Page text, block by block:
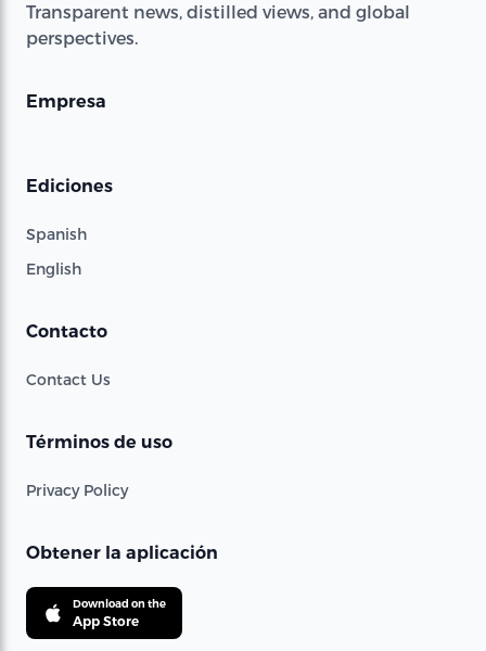
Transparent news, distilled views, and global
perspectives.
Empresa
Ediciones
Spanish
English
Contacto
Contact Us
Términos de uso
Privacy Policy
Obtener la aplicación
Download on the
App Store